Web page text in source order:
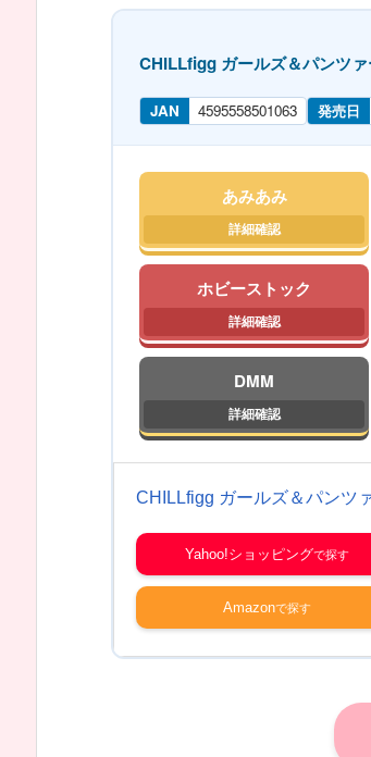
CHILLfigg ガールズ＆パンツ
JAN 4595558501063 発売日
あみあみ
ホビーストック
DMM
CHILLfigg ガールズ＆パンツ
Yahoo!ショッピング
Amazon